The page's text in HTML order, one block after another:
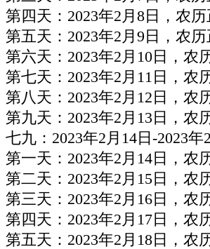
第四天：2023年2月8日，农
第五天：2023年2月9日，农
第六天：2023年2月10日，农
第七天：2023年2月11日，农
第八天：2023年2月12日，农
第九天：2023年2月13日，农
七九：2023年2月14日-2023年
第一天：2023年2月14日，农
第二天：2023年2月15日，农
第三天：2023年2月16日，农
第四天：2023年2月17日，农
第五天：2023年2月18日，农